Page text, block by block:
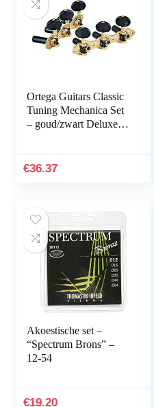
Ortega Guitars Classic
Tuning Mechanica Set
– goud/zwart Deluxe
€36.37
Akoestische set –
“Spectrum Brons” –
12-54
€19.20